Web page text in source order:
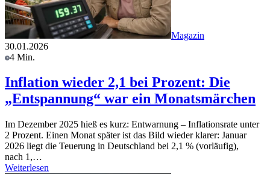
Magazin
30.01.2026
4 Min.
Inflation wieder 2,1 bei Prozent: Die
„Entspannung“ war ein Monatsmärchen
Im Dezember 2025 hieß es kurz: Entwarnung – Inflationsrate unter
2 Prozent. Einen Monat später ist das Bild wieder klarer: Januar
2026 liegt die Teuerung in Deutschland bei 2,1 % (vorläufig),
nach 1,…
Weiterlesen